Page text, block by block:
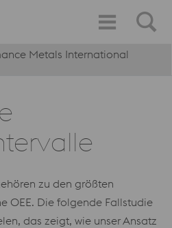
Metals International
zu den größten
OEE. Die folgende Fallstudie
das zeigt, wie unser Ansatz